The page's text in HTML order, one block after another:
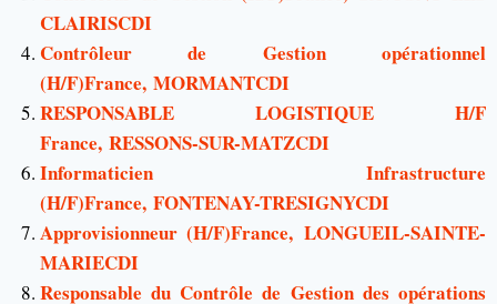
CLAIRISCDI
Contrôleur de Gestion opérationnel
(H/F)France, MORMANTCDI
RESPONSABLE LOGISTIQUE H/F
France, RESSONS-SUR-MATZCDI
Informaticien Infrastructure
(H/F)France, FONTENAY-TRESIGNYCDI
Approvisionneur (H/F)France, LONGUEIL-SAINTE-
MARIECDI
Responsable du Contrôle de Gestion des opérations